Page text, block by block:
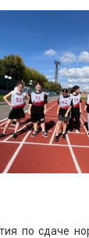
по сдаче